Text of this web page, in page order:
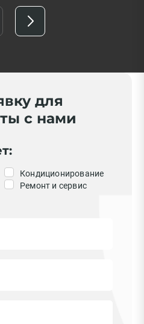
для
с нами
Кондиционирование
Ремонт и сервис